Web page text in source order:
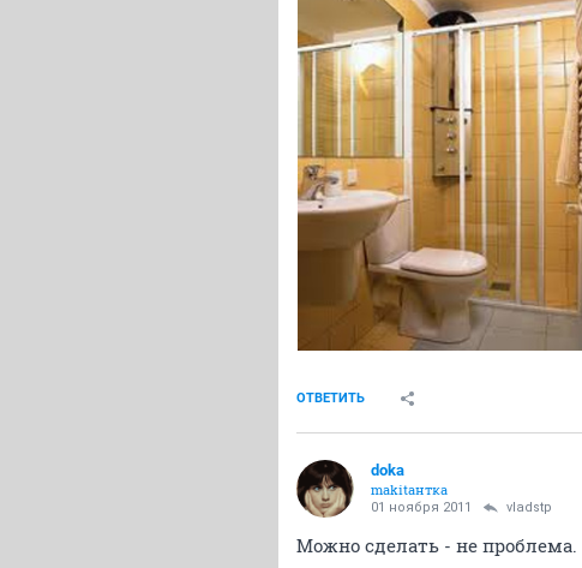
ОТВЕТИТЬ
doka
makitaнтка
01 ноября 2011 vladstp
Можно сделать - не проблема.